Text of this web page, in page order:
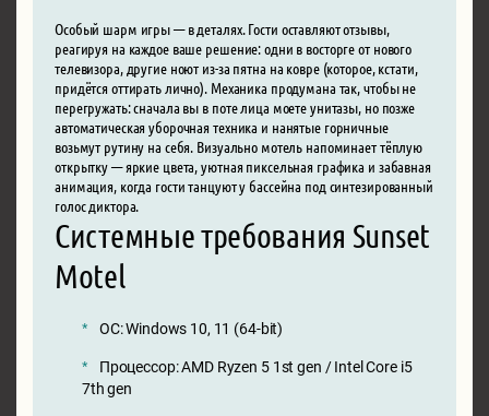
Особый шарм игры — в деталях. Гости оставляют отзывы,
реагируя на каждое ваше решение: одни в восторге от нового
телевизора, другие ноют из-за пятна на ковре (которое, кстати,
придётся оттирать лично). Механика продумана так, чтобы не
перегружать: сначала вы в поте лица моете унитазы, но позже
автоматическая уборочная техника и нанятые горничные
возьмут рутину на себя. Визуально мотель напоминает тёплую
открытку — яркие цвета, уютная пиксельная графика и забавная
анимация, когда гости танцуют у бассейна под синтезированный
голос диктора.
Системные требования Sunset
Motel
ОС: Windows 10, 11 (64-bit)
Процессор: AMD Ryzen 5 1st gen / Intel Core i5
7th gen